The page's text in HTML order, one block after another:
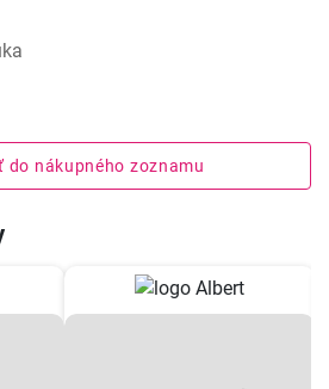
do nákupného zoznamu